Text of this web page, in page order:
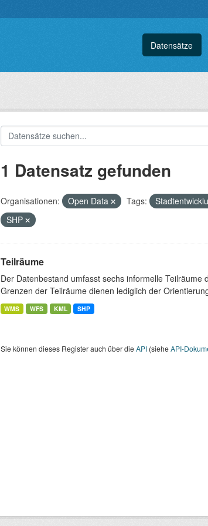
Datensätze
1 Datensatz gefunden
Organisationen: Open Data Tags:
SHP
Teilräume
Der Datenbestand umfasst sechs informelle
Grenzen der Teilräume dienen lediglich der
WMS WFS KML SHP
Sie können dieses Register auch über dieAPI(sieheAPI-